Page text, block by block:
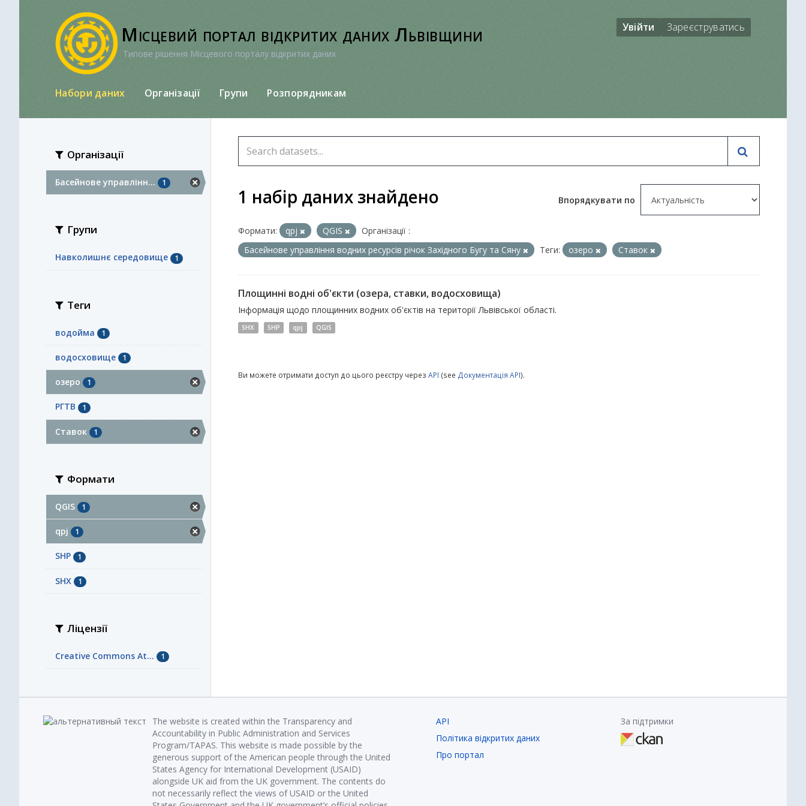
Місцевий портал відкритих даних Львівщини
Типове рішення Місцевого порталу відкритих даних
Увійти Зареєструватись
Набори даних Організації Групи Розпорядникам
Організації
Басейнове управлінн... 1
Групи
Навколишнє середовище 1
Теги
водойма 1
водосховище 1
озеро 1
РГТВ 1
Ставок 1
Формати
QGIS 1
qpj 1
SHP 1
SHX 1
Ліцензії
Creative Commons At... 1
Впорядкувати по
1 набір даних знайдено
Формати: qpj QGIS
Організації :
Басейнове управління водних ресурсів річок Західного Бугу та Сяну
Теги: озеро Ставок
Площинні водні об'єкти (озера, ставки, водосховища)
Інформація щодо площинних водних об'єктів на території Львівської області.
SHX SHP qpj QGIS
Ви можете отримати доступ до цього реєстру через API (see Документація API).
The website is created within the Transparency and
Accountability in Public Administration and Services
Program/TAPAS. This website is made possible by the
generous support of the American people through the United
States Agency for International Development (USAID)
alongside UK aid from the UK government. The contents do
not necessarily reflect the views of USAID or the United
API
Політика відкритих даних
Про портал
За підтримки